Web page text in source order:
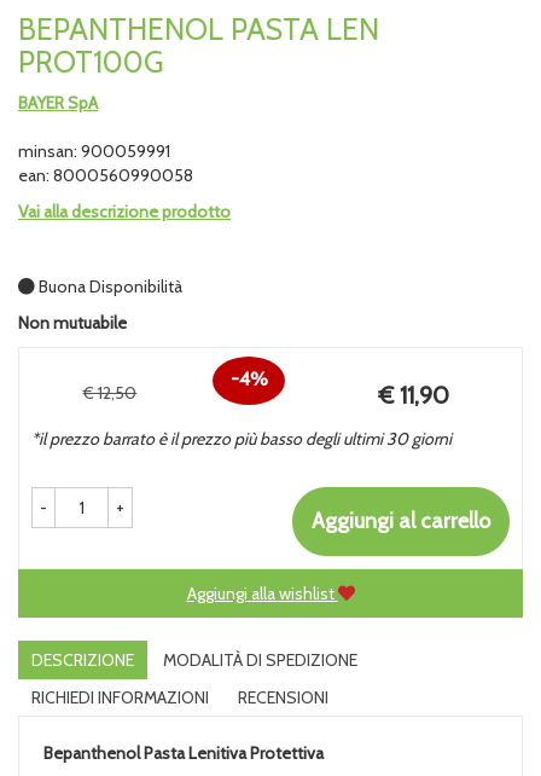
BEPANTHENOL PASTA LEN
PROT100G
BAYER SpA
minsan: 900059991
ean: 8000560990058
Vai alla descrizione prodotto
Buona Disponibilità
Non mutuabile
Sconto
4%
€ 12,50
Prezzo
scontato
€ 11,90
*il prezzo barrato è il prezzo più basso degli ultimi 30 giorni
- + Aggiungi al carrello
Aggiungi alla wishlist
DESCRIZIONE
MODALITÀ DI SPEDIZIONE
RICHIEDI INFORMAZIONI
RECENSIONI
Bepanthenol Pasta Lenitiva Protettiva